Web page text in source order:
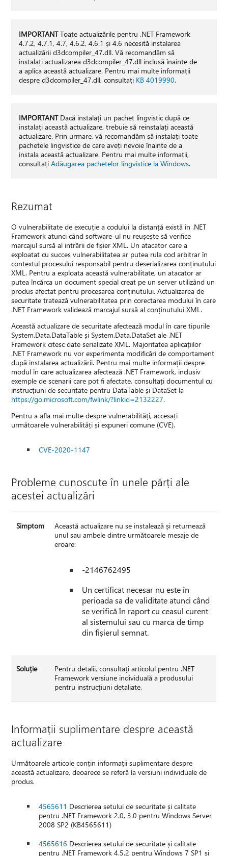
IMPORTANTToate actualizările pentru .NET Framework
4.7.2, 4.7.1, 4.7, 4.6.2, 4.6.1 și 4.6 necesită instalarea
actualizării d3dcompiler_47.dll. Vă recomandăm să
instalați actualizarea d3dcompiler_47.dll inclusă înainte de
a aplica această actualizare. Pentru mai multe informații
despre d3dcompiler_47.dll, consultați KB 4019990.
IMPORTANTDacă instalați un pachet lingvistic după ce
instalați această actualizare, trebuie să reinstalați această
actualizare. Prin urmare, vă recomandăm să instalați toate
pachetele lingvistice de care aveți nevoie înainte de a
instala această actualizare. Pentru mai multe informații,
consultați Adăugarea pachetelor lingvistice la Windows.
Rezumat
O vulnerabilitate de execuție a codului la distanță există în .NET
Framework atunci când software-ul nu reușește să verifice
marcajul sursă al intrării de fișier XML. Un atacator care a
exploatat cu succes vulnerabilitatea ar putea rula cod arbitrar în
contextul procesului responsabil pentru deserializarea conținutului
XML. Pentru a exploata această vulnerabilitate, un atacator ar
putea încărca un document special creat pe un server utilizând un
produs afectat pentru procesarea conținutului. Actualizarea de
securitate tratează vulnerabilitatea prin corectarea modului în care
.NET Framework validează marcajul sursă al conținutului XML.
Această actualizare de securitate afectează modul în care tipurile
System.Data.DataTable și System.Data.DataSet ale .NET
Framework citesc date serializate XML. Majoritatea aplicațiilor
.NET Framework nu vor experimenta modificări de comportament
după instalarea actualizării. Pentru mai multe informații despre
modul în care actualizarea afectează .NET Framework, inclusiv
exemple de scenarii care pot fi afectate, consultați documentul cu
instrucțiuni de securitate pentru DataTable și DataSet la
https://go.microsoft.com/fwlink/?linkid=2132227.
Pentru a afla mai multe despre vulnerabilități, accesați
următoarele vulnerabilități și expuneri comune (CVE).
CVE-2020-1147
Probleme cunoscute în unele părți ale
acestei actualizări
Simptom
Această actualizare nu se instalează și returnează
unul sau ambele dintre următoarele mesaje de
eroare:
-2146762495
Un certificat necesar nu este în
perioada sa de validitate atunci când
se verifică în raport cu ceasul curent
al sistemului sau cu marca de timp
din fișierul semnat.
Soluție
Pentru detalii, consultați articolul pentru .NET
Framework versiune individuală a produsului
pentru instrucțiuni detaliate.
Informații suplimentare despre această
actualizare
Următoarele articole conțin informații suplimentare despre
această actualizare, deoarece se referă la versiuni individuale de
produs.
4565611 Descrierea setului de securitate și calitate
pentru .NET Framework 2.0, 3.0 pentru Windows Server
2008 SP2 (KB4565611)
4565616 Descrierea setului de securitate și calitate
pentru .NET Framework 4.5.2 pentru Windows 7 SP1 și